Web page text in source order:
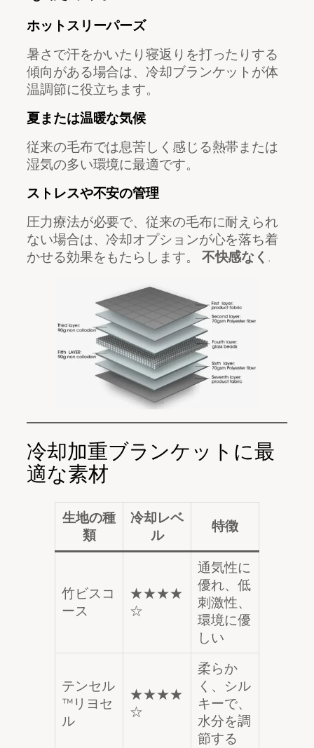
ホットスリーパーズ
暑さで汗をかいたり寝返りを打ったりする
傾向がある場合は、冷却ブランケットが体
温調節に役立ちます。
夏または温暖な気候
従来の毛布では息苦しく感じる熱帯または
湿気の多い環境に最適です。
ストレスや不安の管理
圧力療法が必要で、従来の毛布に耐えられ
ない場合は、冷却オプションが心を落ち着
かせる効果をもたらします。 不快感なく .
冷却加重ブランケットに最
適な素材
生地の種
類
冷却レベ
ル
特徴
竹ビスコ
ース
★★★★
☆
通気性に
優れ、低
刺激性、
環境に優
しい
テンセル
™リヨセ
ル
★★★★
☆
柔らか
く、シル
キーで、
水分を調
節する